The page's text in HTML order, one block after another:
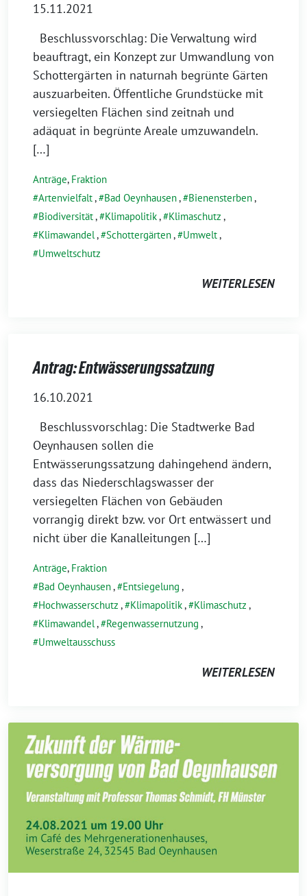
15.11.2021
Beschlussvorschlag: Die Verwaltung wird
beauftragt, ein Konzept zur Umwandlung von
Schottergärten in naturnah begrünte Gärten
auszuarbeiten. Öffentliche Grundstücke mit
versiegelten Flächen sind zeitnah und
adäquat in begrünte Areale umzuwandeln.
[…]
Anträge, Fraktion
Artenvielfalt, Bad Oeynhausen, Bienensterben,
Biodiversität, Klimapolitik, Klimaschutz ,
Klimawandel, Schottergärten, Umwelt,
Umweltschutz
WEITERLESEN
Antrag: Entwässerungssatzung
16.10.2021
Beschlussvorschlag: Die Stadtwerke Bad
Oeynhausen sollen die
Entwässerungssatzung dahingehend ändern,
dass das Niederschlagswasser der
versiegelten Flächen von Gebäuden
vorrangig direkt bzw. vor Ort entwässert und
nicht über die Kanalleitungen […]
Anträge, Fraktion
Bad Oeynhausen, Entsiegelung ,
Hochwasserschutz , Klimapolitik, Klimaschutz ,
Klimawandel, Regenwassernutzung ,
Umweltausschuss
WEITERLESEN